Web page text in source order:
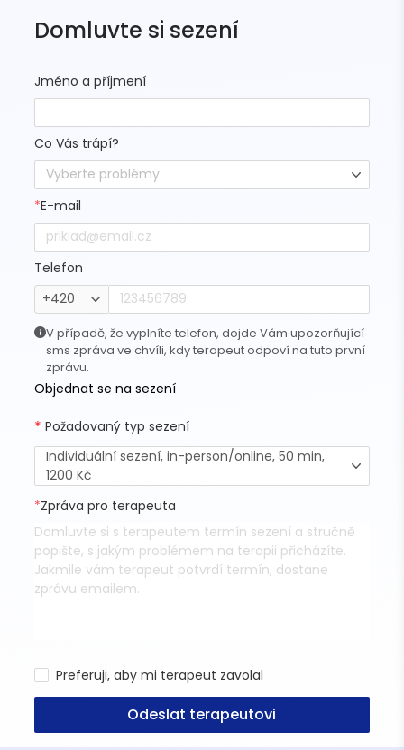
Domluvte si sezení
Jméno a příjmení
Co Vás trápí?
Vyberte problémy
*E-mail
Telefon
+420
V případě, že vyplníte telefon, dojde Vám upozorňující
sms zpráva ve chvíli, kdy terapeut odpoví na tuto první
zprávu.
Objednat se na sezení
* Požadovaný typ sezení
Individuální sezení, in-person/online, 50 min,
1200 Kč
*Zpráva pro terapeuta
Preferuji, aby mi terapeut zavolal
Odeslat terapeutovi